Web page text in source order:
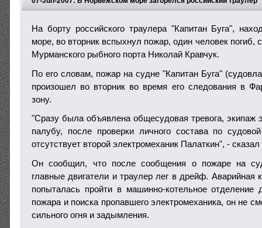
На борту российского траулера "Капитан Буга",
море, во вторник вспыхнул пожар, один человек погиб,
Мурманского рыбного порта Николай Кравчук.
По его словам, пожар на судне "Капитан Буга"
произошел во вторник во время его следования в
зону.
"Сразу была объявлена общесудовая тревога, экипаж
палубу, после проверки личного состава по
отсутствует второй электромеханик Палаткин", - сказал
Он сообщил, что после сообщения о пожаре на
главные двигатели и траулер лег в дрейф. Аварийная
попыталась пройти в машинно-котельное отделение
пожара и поиска пропавшего электромеханика, он не
сильного огня и задымления.